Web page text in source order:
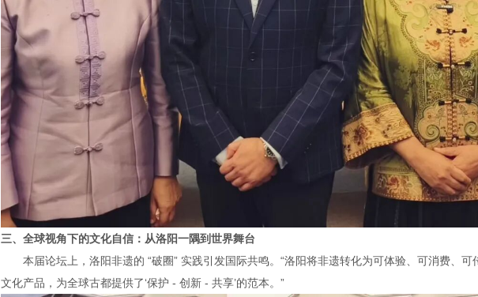
三、全球视角下的文化自信：从洛阳一隅到世界舞台
本届论坛上，洛阳非遗的 “破圈” 实践引发国际共鸣。“洛阳将非遗转化为可体验、可消费、可
文化产品，为全球古都提供了‘保护 - 创新 - 共享’的范本。”